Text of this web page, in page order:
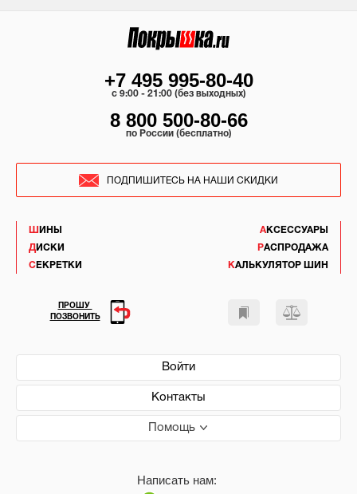
ШИНЫ
ДИСКИ
СЕКРЕТКИ
АКСЕССУАРЫ
РАСПРОДАЖА
КАЛЬКУЛЯТОР ШИН
Войти
Контакты
Помощь
Написать нам:
+7 495 995-80-40
c 9:00 - 21:00 (без выходных)
8 800 500-80-66
по России (бесплатно)
ПОДПИШИТЕСЬ НА НАШИ СКИДКИ
ПРОШУ
ПОЗВОНИТЬ